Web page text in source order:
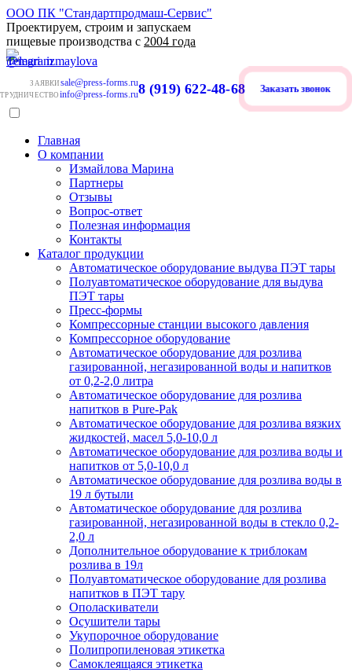
ООО ПК "Стандартпродмаш-Сервис"
Проектируем, строим и запускаем
пищевые производства с 2004 года
ЗАЯВКИ sale@press-forms.ru
info@press-forms.ru8 (919) 622-48-68 Заказать звонок
Главная
О компании
Измайлова Марина
Партнеры
Отзывы
Вопрос-ответ
Полезная информация
Контакты
Каталог продукции
Автоматическое оборудование выдува ПЭТ тары
Полуавтоматическое оборудование для выдува
ПЭТ тары
Пресс-формы
Компрессорные станции высокого давления
Компрессорное оборудование
Автоматическое оборудование для розлива
газированной, негазированной воды и напитков
от 0,2-2,0 литра
Автоматическое оборудование для розлива
напитков в Pure-Pak
Автоматическое оборудование для розлива вязких
жидкостей, масел 5,0-10,0 л
Автоматическое оборудование для розлива воды и
напитков от 5,0-10,0 л
Автоматическое оборудование для розлива воды в
19 л бутыли
Автоматическое оборудование для розлива
газированной, негазированной воды в стекло 0,2-
2,0 л
Дополнительное оборудование к триблокам
розлива в 19л
Полуавтоматическое оборудование для розлива
напитков в ПЭТ тару
Ополаскиватели
Осушители тары
Укупорочное оборудование
Полипропиленовая этикетка
Самоклеящаяся этикетка